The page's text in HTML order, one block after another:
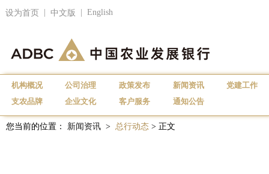
设为首页 中文版 English
机构概况 公司治理 政策发布 新闻资讯
党建工作
支农品牌
企业文化 客户服务 通知公告
您当前的位置： 新闻资讯 > 总行动态 > 正文